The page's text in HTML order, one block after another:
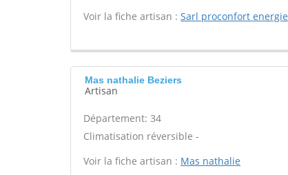
Voir la fiche artisan : Sarl proconfort energie
Mas nathalie Beziers
Artisan
Département: 34
Climatisation réversible -
Voir la fiche artisan : Mas nathalie